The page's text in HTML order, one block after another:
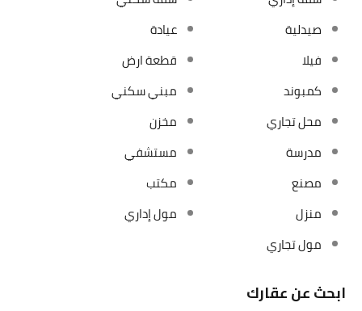
صيدلية
عيادة
فيلا
قطعة ارض
كمبوند
مبني سكني
محل تجاري
مخزن
مدرسة
مستشفي
مصنع
مكتب
منزل
مول إداري
مول تجاري
ابحث عن عقارك